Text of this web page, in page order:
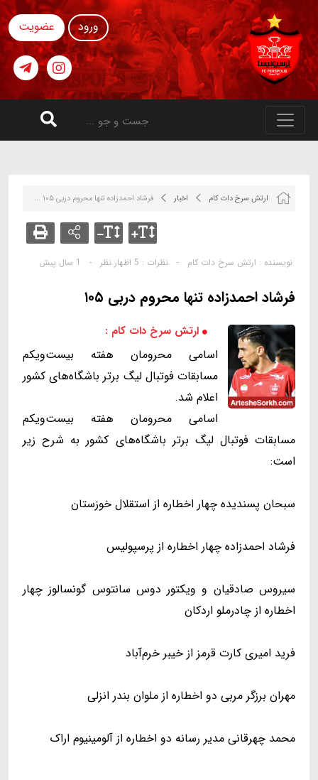
ورود عضویت
ارتش سرخ دات کام اخبار فرشاد احمدزاده تنها محروم دربی ۱۰۵ ...
نویسنده : ارتش سرخ دات کام نظرات : 5 اظهار نظر
فرشاد احمدزاده تنها محروم دربی ۱۰۵
ارتش سرخ دات کام :
اسامی محرومان هفته بیست‌ویکم
مسابقات فوتبال لیگ برتر باشگاه‌های کشور
اعلام شد.
اسامی محرومان هفته بیست‌ویکم
مسابقات فوتبال لیگ برتر باشگاه‌های کشور به شرح زیر
است:
سبحان پسندیده چهار اخطاره از استقلال خوزستان
فرشاد احمدزاده چهار اخطاره از پرسپولیس
سیروس صادقیان و ویکتور دوس سانتوس گونسالوز چهار
اخطاره از چادرملو اردکان
فرید امیری کارت قرمز از خیبر خرم‌آباد
مهران برزگر مربی دو اخطاره از ملوان بندر انزلی
محمد چهرقانی مدیر رسانه دو اخطاره از آلومینیوم اراک